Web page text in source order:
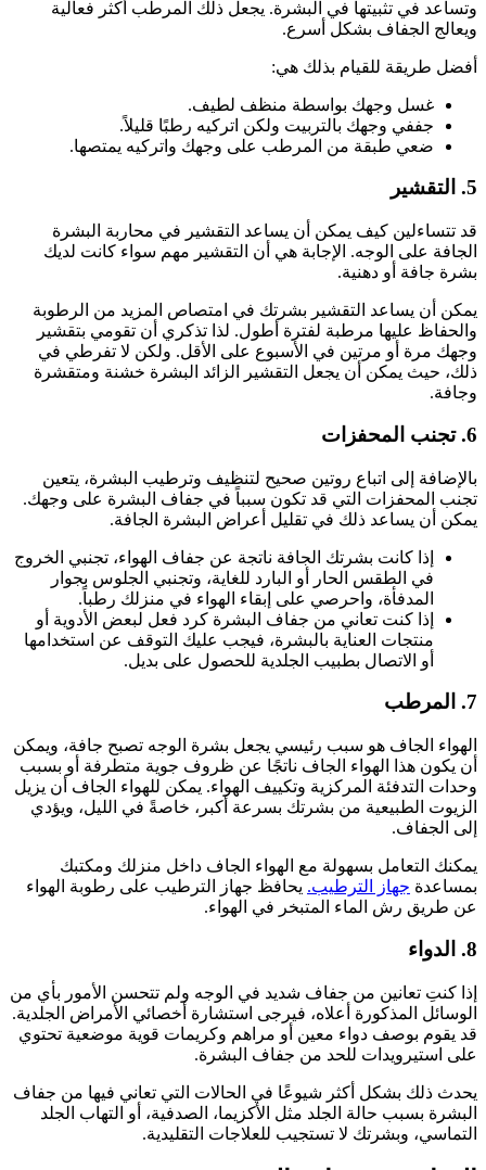
وتساعد في تثبيتها في البشرة. يجعل ذلك المرطب أكثر فعالية
ويعالج الجفاف بشكل أسرع.
أفضل طريقة للقيام بذلك هي:
غسل وجهك بواسطة منظف لطيف.
جففي وجهك بالتربيت ولكن اتركيه رطبًا قليلاً.
ضعي طبقة من المرطب على وجهك واتركيه يمتصها.
5. التقشير
قد تتساءلين كيف يمكن أن يساعد التقشير في محاربة البشرة
الجافة على الوجه. الإجابة هي أن التقشير مهم سواء كانت لديك
بشرة جافة أو دهنية.
يمكن أن يساعد التقشير بشرتك في امتصاص المزيد من الرطوبة
والحفاظ عليها مرطبة لفترة أطول. لذا تذكري أن تقومي بتقشير
وجهك مرة أو مرتين في الأسبوع على الأقل. ولكن لا تفرطي في
ذلك، حيث يمكن أن يجعل التقشير الزائد البشرة خشنة ومتقشرة
وجافة.
6. تجنب المحفزات
بالإضافة إلى اتباع روتين صحيح لتنظيف وترطيب البشرة، يتعين
تجنب المحفزات التي قد تكون سبباً في جفاف البشرة على وجهك.
يمكن أن يساعد ذلك في تقليل أعراض البشرة الجافة.
إذا كانت بشرتك الجافة ناتجة عن جفاف الهواء، تجنبي الخروج
في الطقس الحار أو البارد للغاية، وتجنبي الجلوس بجوار
المدفأة، واحرصي على إبقاء الهواء في منزلك رطباً.
إذا كنت تعاني من جفاف البشرة كرد فعل لبعض الأدوية أو
منتجات العناية بالبشرة، فيجب عليك التوقف عن استخدامها
أو الاتصال بطبيب الجلدية للحصول على بديل.
7. المرطب
الهواء الجاف هو سبب رئيسي يجعل بشرة الوجه تصبح جافة، ويمكن
أن يكون هذا الهواء الجاف ناتجًا عن ظروف جوية متطرفة أو بسبب
وحدات التدفئة المركزية وتكييف الهواء. يمكن للهواء الجاف أن يزيل
الزيوت الطبيعية من بشرتك بسرعة أكبر، خاصةً في الليل، ويؤدي
إلى الجفاف.
يمكنك التعامل بسهولة مع الهواء الجاف داخل منزلك ومكتبك
بمساعدة جهاز الترطيب. يحافظ جهاز الترطيب على رطوبة الهواء
عن طريق رش الماء المتبخر في الهواء.
8. الدواء
إذا كنتِ تعانين من جفاف شديد في الوجه ولم تتحسن الأمور بأي من
الوسائل المذكورة أعلاه، فيرجى استشارة أخصائي الأمراض الجلدية.
قد يقوم بوصف دواء معين أو مراهم وكريمات قوية موضعية تحتوي
على استيرويدات للحد من جفاف البشرة.
يحدث ذلك بشكل أكثر شيوعًا في الحالات التي تعاني فيها من جفاف
البشرة بسبب حالة الجلد مثل الأكزيما، الصدفية، أو التهاب الجلد
التماسي، وبشرتك لا تستجيب للعلاجات التقليدية.